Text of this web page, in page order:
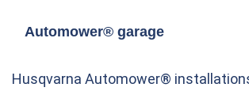
Automower® garage
Husqvarna Automower®